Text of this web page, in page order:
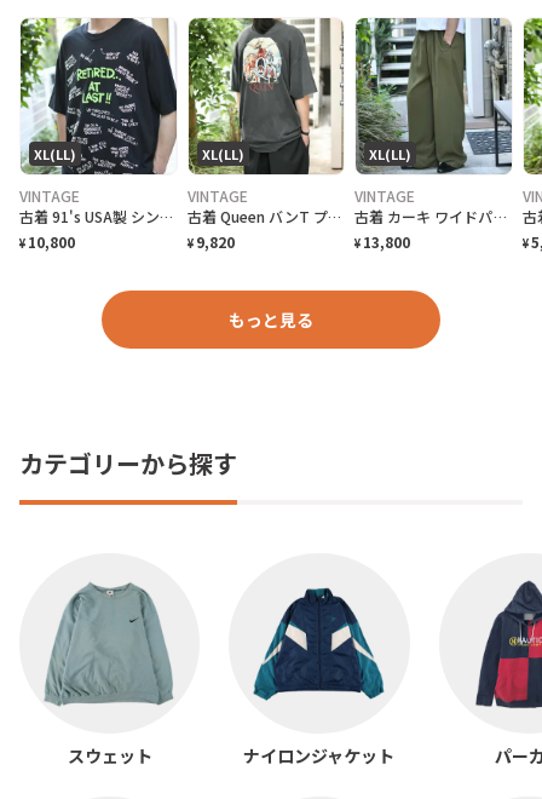
XL(LL)
VINTAGE
古着 91's USA製 シングルステッチ 退職記念 Tシャツ プリントTシャツ
¥ 10,800
XL(LL)
VINTAGE
古着 Queen バンT プリントTシャツ Tシャツ 半袖Tシャフェード
¥ 9,820
XL(LL)
VINTAGE
古着 カーキ ワイドパンツ スラックス タックパンツ 緑 グリーン
¥ 13,800 ¥
もっと見る
カテゴリーから探す
スウェット ナイロンジャケット パー